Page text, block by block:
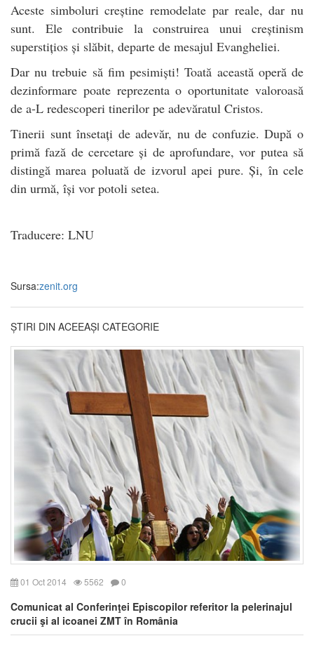
Aceste simboluri creștine remodelate par reale, dar nu
sunt. Ele contribuie la construirea unui creștinism
superstițios și slăbit, departe de mesajul Evangheliei.
Dar nu trebuie să fim pesimiști! Toată această operă de
dezinformare poate reprezenta o oportunitate valoroasă
de a-L redescoperi tinerilor pe adevăratul Cristos.
Tinerii sunt însetați de adevăr, nu de confuzie. După o
primă fază de cercetare și de aprofundare, vor putea să
distingă marea poluată de izvorul apei pure. Și, în cele
din urmă, își vor potoli setea.
Traducere: LNU
Sursa:zenit.org
ȘTIRI DIN ACEEAȘI CATEGORIE
01 Oct 2014 5562 0
Comunicat al Conferinţei Episcopilor referitor la pelerinajul
crucii şi al icoanei ZMT în România